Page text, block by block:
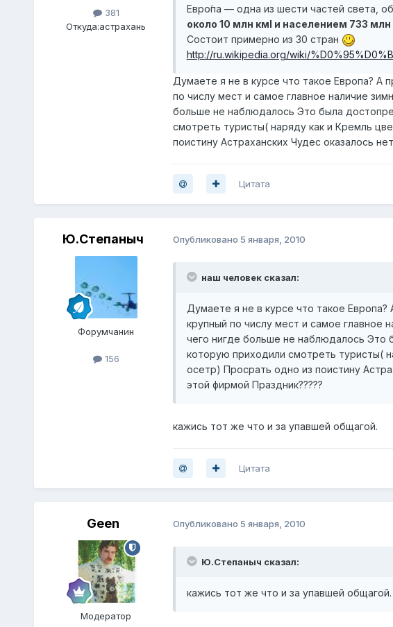
381
Откуда:астрахань
Евро́па — одна из шести частей света,
около 10 млн кмІ и населением 733 млн
Состоит примерно из 30 стран
http://ru.wikipedia.org/wiki/
Думаете я не в курсе что такое Европа? А
по числу мест и самое главное наличие
больше не наблюдалось Это была
смотреть туристы( наряду как и Кремль
поистину Астраханских Чудес оказалось
Цитата
Ю.Степаныч
Форумчанин
156
Опубликовано 5 января, 2010
наш человек сказал:
Думаете я не в курсе что такое
крупный по числу мест и самое главное
чего нигде больше не наблюдалось Это
которую приходили смотреть туристы(
осетр) Просрать одно из поистину
этой фирмой Праздник?????
кажись тот же что и за упавшей общагой.
Цитата
Geen
Модератор
Опубликовано 5 января, 2010
Ю.Степаныч сказал:
кажись тот же что и за упавшей общагой.